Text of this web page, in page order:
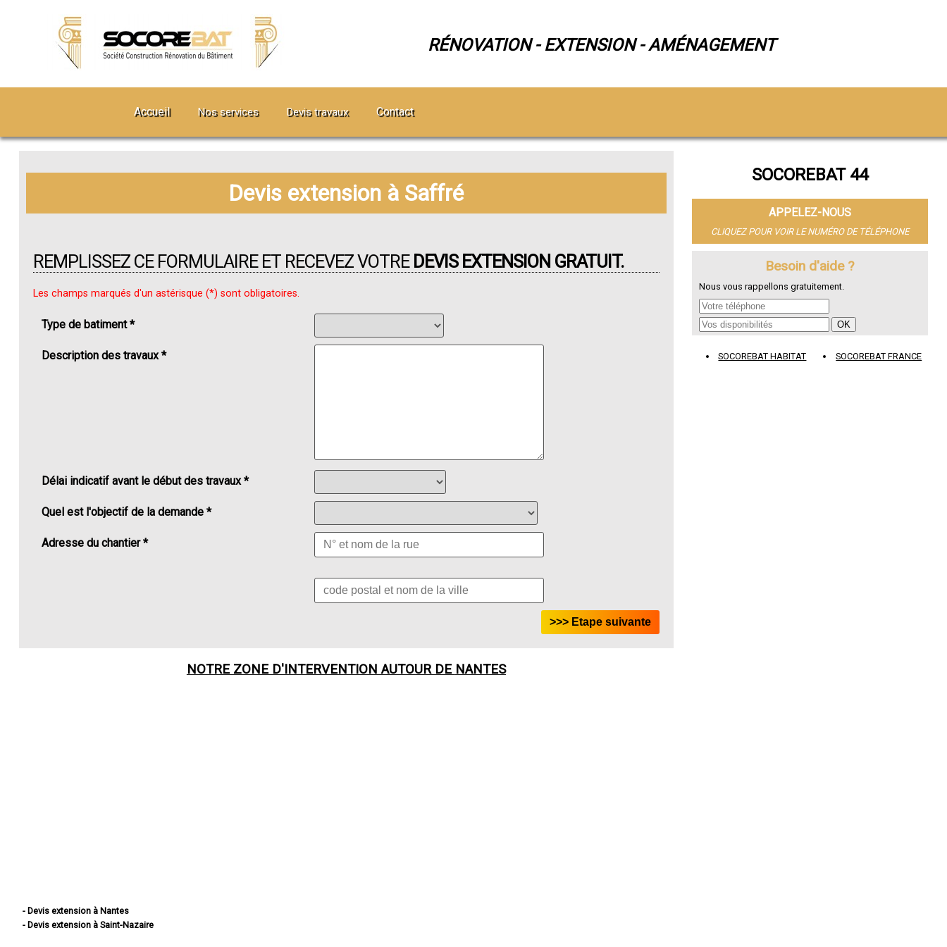
RÉNOVATION - EXTENSION - AMÉNAGEMENT
Accueil Nos services Devis travaux Contact
Devis extension à Saffré
REMPLISSEZ CE FORMULAIRE ET RECEVEZ VOTRE DEVIS EXTENSION GRATUIT.
Les champs marqués d'un astérisque (*) sont obligatoires.
Type de batiment *
Description des travaux *
Délai indicatif avant le début des travaux *
Quel est l'objectif de la demande *
Adresse du chantier *
NOTRE ZONE D'INTERVENTION AUTOUR DE NANTES
- Devis extension à Nantes
- Devis extension à Saint-Nazaire
SOCOREBAT 44
APPELEZ-NOUS
CLIQUEZ POUR VOIR LE NUMÉRO DE TÉLÉPHONE
Besoin d'aide ?
Nous vous rappellons gratuitement.
SOCOREBAT HABITAT SOCOREBAT FRANCE